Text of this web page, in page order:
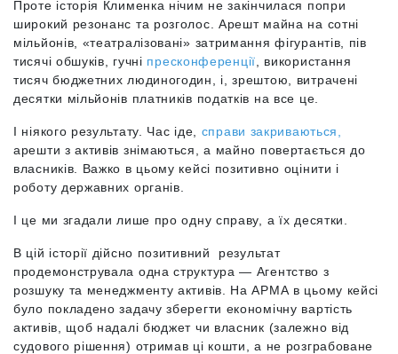
Проте історія Клименка нічим не закінчилася попри
широкий резонанс та розголос. Арешт майна на сотні
мільйонів, «театралізовані» затримання фігурантів, пів
тисячі обшуків, гучні пресконференції
використання
тисяч бюджетних людиногодин, і, зрештою, витрачені
десятки мільйонів платників податків на все це.
І ніякого результату. Час іде, справи закриваються
арешти з активів знімаються, а майно повертається до
власників. Важко в цьому кейсі позитивно оцінити і
роботу державних органів.
І це ми згадали лише про одну справу, а їх десятки.
В цій історії дійсно позитивний результат
продемонструвала одна структура — Агентство з
розшуку та менеджменту активів. На АРМА в цьому кейсі
було покладено задачу зберегти економічну вартість
активів, щоб надалі бюджет чи власник (залежно від
судового рішення) отримав ці кошти, а не розграбоване